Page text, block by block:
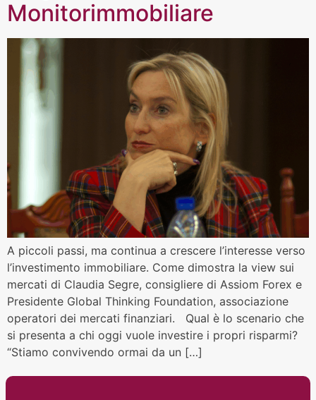
Monitorimmobiliare
A piccoli passi, ma continua a crescere l’interesse verso
l’investimento immobiliare. Come dimostra la view sui
mercati di Claudia Segre, consigliere di Assiom Forex e
Presidente Global Thinking Foundation, associazione
operatori dei mercati finanziari. Qual è lo scenario che
si presenta a chi oggi vuole investire i propri risparmi?
“Stiamo convivendo ormai da un […]